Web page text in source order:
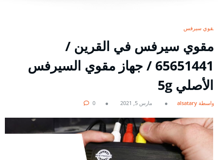
مقوي سيرفس
مقوي سيرفس في القرين /
65651441 / جهاز مقوي السيرفس
الأصلي 5g
بواسطة alsatary مارس 5, 2021 0